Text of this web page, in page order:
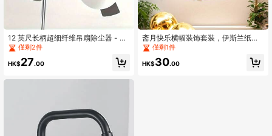
12 英尺长柄超细纤维吊扇除尘器 - 锁
尘、可重复使用、可机洗、轻松清洁
刷 - 可拆卸刷子，方便清洁，非常适
合房车和家庭使用
僅剩2件
HK$27.00
斋月快乐横幅装饰套装，伊斯兰纸
雕，节日派对场景装饰，适用于开斋
节和斋月庆祝活动，无需电源或电池
僅剩1件
HK$30.00